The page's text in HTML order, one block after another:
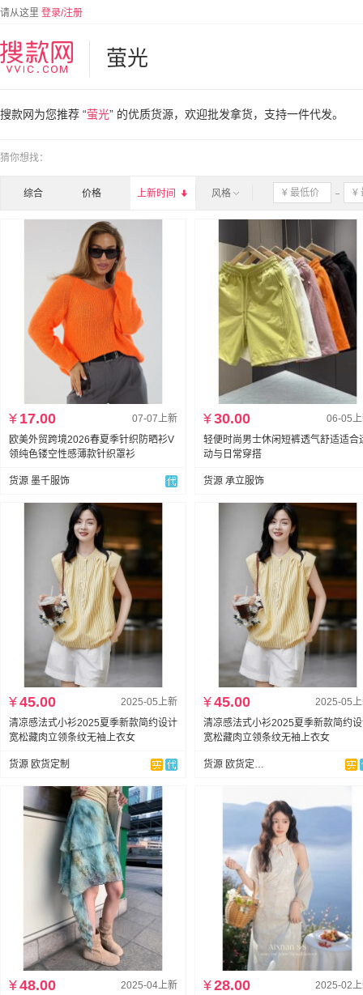
请从这里 登录/注册
萤光
搜款网为您推荐 “萤光” 的优质货源，欢迎批发拿货，支持一件代发。
猜你想找：
综合 价格 上新时间  风格
07-07上新
¥ 17.00
欧美外贸跨境2026春夏季针织防晒衫V
领纯色镂空性感薄款针织罩衫
货源 墨千服饰
06-05
¥30.00
轻便时尚男士休闲短裤透气舒适适合
动与日常穿搭
货源 承立服饰
2025-05上新
¥45.00
清凉感法式小衫2025夏季新款简约设计
宽松藏肉立领条纹无袖上衣女
货源 欧货定制
2025-05
¥45.00
清凉感法式小衫2025夏季新款简约
宽松藏肉立领条纹无袖上衣女
货源 欧货定制家
2025-04上新
¥48.00 2025-02
¥28.00